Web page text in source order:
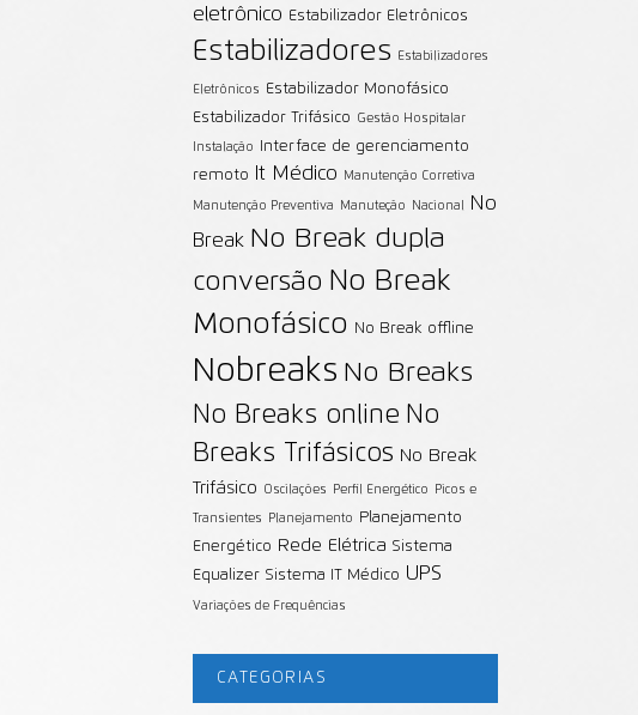
eletrônico Estabilizador Eletrônicos
Estabilizadores Estabilizadores
Eletrônicos
Estabilizador Monofásico
Estabilizador Trifásico
Gestão Hospitalar
Instalação
Interface de gerenciamento
remoto
It Médico Manutenção Corretiva
Manutenção Preventiva Manuteção Nacional
No
Break No Break dupla
conversão No Break
Monofásico
No Break offline
Nobreaks No Breaks
No Breaks online No
Breaks Trifásicos No Break
Trifásico
Oscilações Perfil Energético Picos e
Transientes Planejamento
Planejamento
Energético Rede Elétrica Sistema
Equalizer Sistema IT Médico UPS
Variações de Frequências
CATEGORIAS